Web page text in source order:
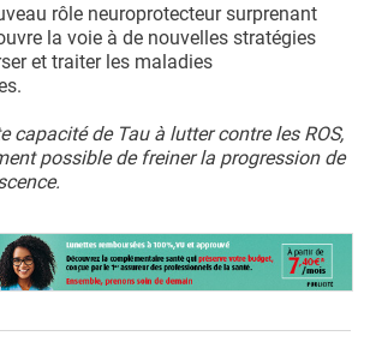
rôle neuroprotecteur surprenant
la voie à de nouvelles stratégies
et traiter les maladies
capacité de Tau à lutter contre les ROS,
possible de freiner la progression de